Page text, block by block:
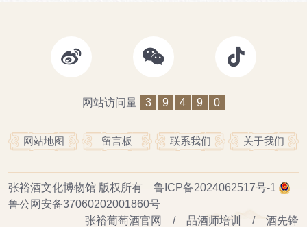
网站访问量 3 9 4 9 0
网站地图 留言板 联系我们 关于我们
张裕酒文化博物馆 版权所有
鲁ICP备2024062517号-1
鲁公网安备37060202001860号
张裕葡萄酒官网
/ 品酒师培训 / 酒先锋